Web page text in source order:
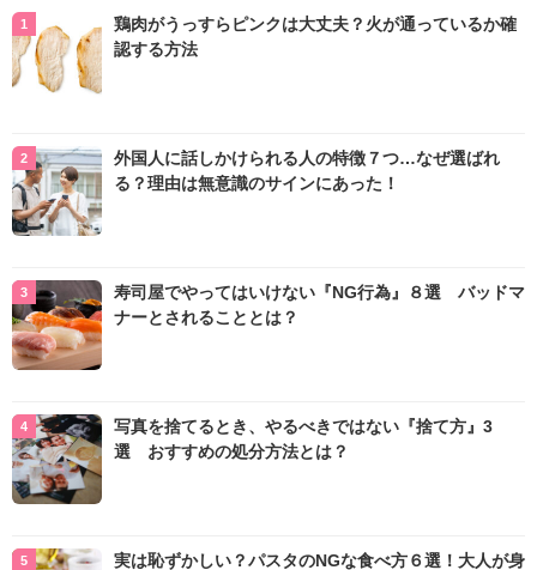
鶏肉がうっすらピンクは大丈夫？火が通っているか確
認する方法
外国人に話しかけられる人の特徴７つ…なぜ選ばれ
る？理由は無意識のサインにあった！
寿司屋でやってはいけない『NG行為』８選 バッドマ
ナーとされることとは？
写真を捨てるとき、やるべきではない『捨て方』3
選 おすすめの処分方法とは？
実は恥ずかしい？パスタのNGな食べ方６選！大人が身